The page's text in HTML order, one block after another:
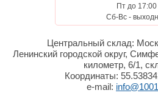
Пт до 17:00
Сб-Вс -
Центральный склад:
Ленинский городской округ,
километр, 6/1,
Координаты:
e-mail: